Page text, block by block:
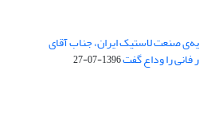
صنعت لاستیک ایران، جناب آقای
را وداع گفت1396-07-27